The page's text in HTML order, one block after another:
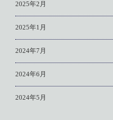
2025年2月
2025年1月
2024年7月
2024年6月
2024年5月